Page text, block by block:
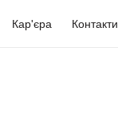
Кар'єра Контакти